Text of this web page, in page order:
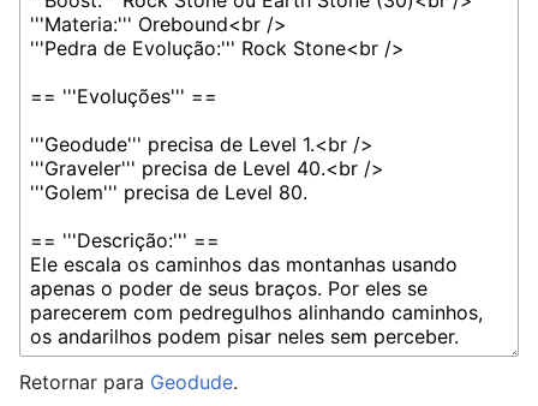
Retornar para Geodude.